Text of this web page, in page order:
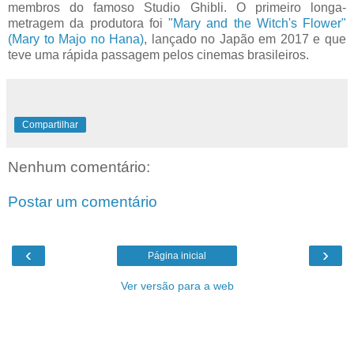
membros do famoso Studio Ghibli. O primeiro longa-
metragem da produtora foi "Mary and the Witch's Flower"
(Mary to Majo no Hana), lançado no Japão em 2017 e que
teve uma rápida passagem pelos cinemas brasileiros.
Compartilhar
Nenhum comentário:
Postar um comentário
‹ ›
Página inicial
Ver versão para a web